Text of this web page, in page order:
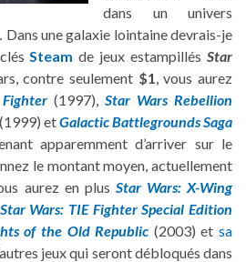
dans un univers
une galaxie lointaine devrais-je
clésSteam de jeux estampillésStar
contre seulement $1, vous aurez
(1997),Star Wars Rebellion
(1999) etGalactic Battlegrounds Saga
apparemment d’arriver sur le
le montant moyen, actuellement
aurez en plus Star Wars: X-Wing
Star Wars: TIE Fighter Special Edition
of the Old Republic (2003) etsa
jeux qui seront débloqués dans